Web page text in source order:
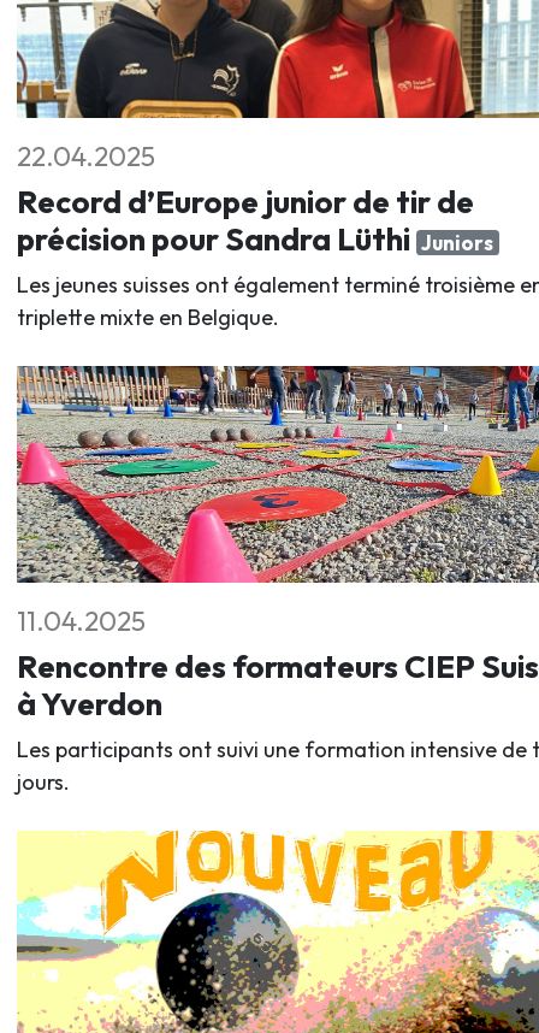
22.04.2025
Record d’Europe junior de tir de
précision pour Sandra Lüthi Juniors
Les jeunes suisses ont également terminé troisième
triplette mixte en Belgique.
11.04.2025
Rencontre des formateurs CIEP
à Yverdon
Les participants ont suivi une formation intensive de
jours.